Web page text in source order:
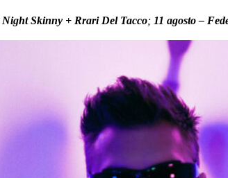
Night Skinny + Rrari Del Tacco; 11 agosto –